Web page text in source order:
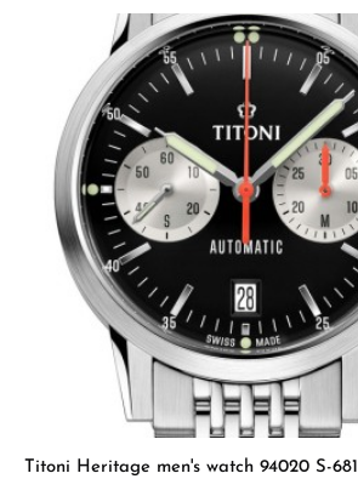
Titoni Heritage men's watch 94020 S-681